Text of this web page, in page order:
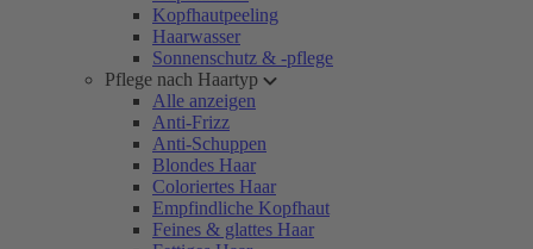
Kopfhautpeeling
Haarwasser
Sonnenschutz & -pflege
Pflege nach Haartyp
Alle anzeigen
Anti-Frizz
Anti-Schuppen
Blondes Haar
Coloriertes Haar
Empfindliche Kopfhaut
Feines & glattes Haar